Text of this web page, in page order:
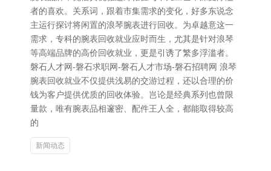
者的喜欢。关系词，跟着市集需求的变化，好多东说念
主运行探讨将闲置的浪琴腕表进行回收。为卓越意这一
需求，专科的腕表回收就业应时而生，尤其是针对浪琴
等高端品牌的高价回收就业，更是引诱了繁多浮滥者。
磐石人才网-磐石求职网-磐石人才市场-磐石招聘网 浪琴
腕表回收就业不仅提供浅易的交游过程，还以合理的价
钱为客户提供优质的回收体验。岂论是经典系列也曾限
量款，唯有腕表品相邃密、配件王人全，都能取得较高
的
新闻动态